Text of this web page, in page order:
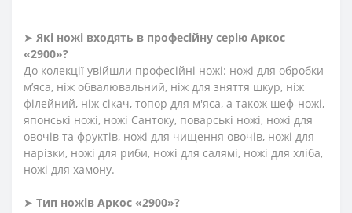
➤ Які ножі входять в професійну серію Аркос
«2900»?
До колекції увійшли професійні ножі: ножі для обробки
м’яса, ніж обвалювальний, ніж для зняття шкур, ніж
філейний, ніж сікач, топор для м'яса, а також шеф-ножі,
японські ножі, ножі Сантоку, поварські ножі, ножі для
овочів та фруктів, ножі для чищення овочів, ножі для
нарізки, ножі для риби, ножі для салямі, ножі для хліба,
ножі для хамону.
➤ Тип ножів Аркос «2900»?